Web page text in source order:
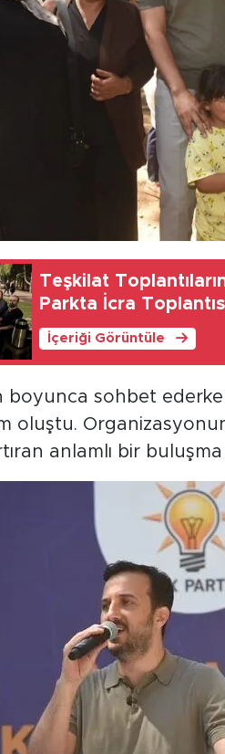
Teşkilat
Parkta İcra
İçeriği Görüntüle
boyunca sohbet
oluştu.
anlamlı bir